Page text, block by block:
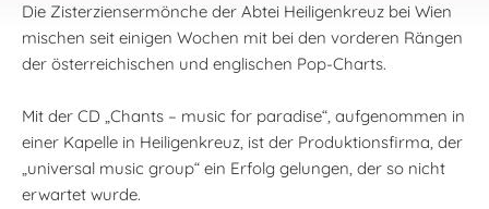
Die Zisterziensermönche der Abtei Heiligenkreuz bei Wien
mischen seit einigen Wochen mit bei den vorderen Rängen
der österreichischen und englischen Pop-Charts.
Mit der CD „Chants – music for paradise“, aufgenommen in
einer Kapelle in Heiligenkreuz, ist der Produktionsfirma, der
„universal music group“ ein Erfolg gelungen, der so nicht
erwartet wurde.